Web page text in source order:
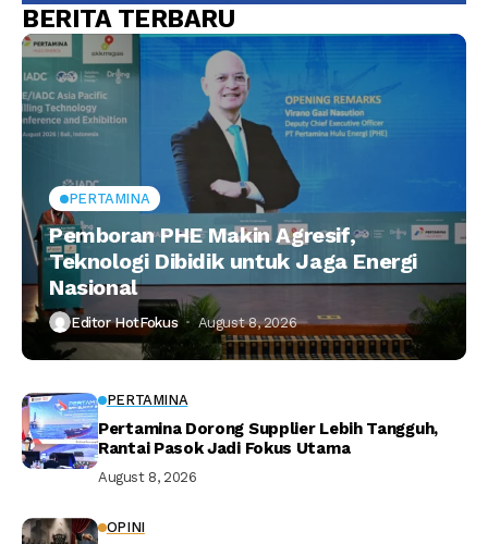
BERITA TERBARU
PERTAMINA
Pemboran PHE Makin Agresif,
Teknologi Dibidik untuk Jaga Energi
Nasional
Editor HotFokus August 8, 2026
PERTAMINA
Pertamina Dorong Supplier Lebih Tangguh,
Rantai Pasok Jadi Fokus Utama
August 8, 2026
OPINI